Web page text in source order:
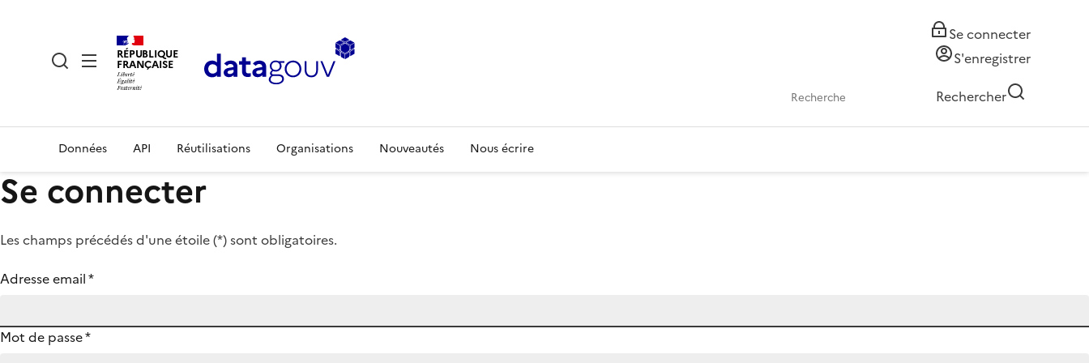
RÉPUBLIQUE
FRANÇAISE
Se connecter
S'enregistrer
Rechercher
Données API Réutilisations Organisations Nouveautés Nous écrire
Se connecter
Les champs précédés d'une étoile (*) sont obligatoires.
Adresse email*
Mot de passe*